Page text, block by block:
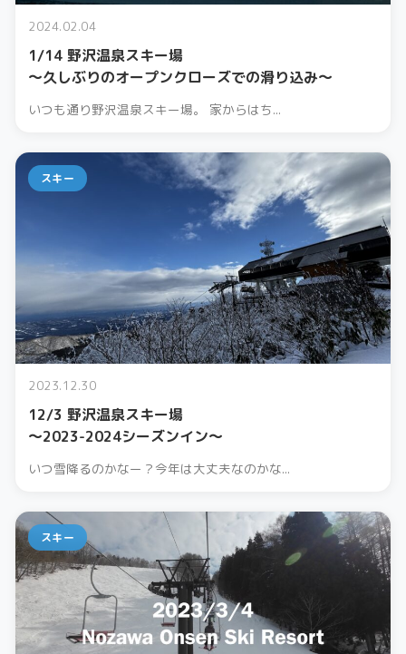
2024.02.04
1/14 野沢温泉スキー場
〜久しぶりのオープンクローズでの滑り込み〜
いつも通り野沢温泉スキー場。 家からはち...
スキー
2023.12.30
12/3 野沢温泉スキー場
〜2023-2024シーズンイン〜
いつ雪降るのかなー？今年は大丈夫なのかな...
スキー